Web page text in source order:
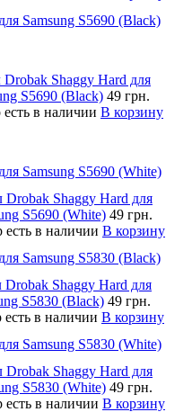
Samsung S5690 (Black)
Drobak Shaggy Hard для
S5690 (Black) 49 грн.
есть в наличии В корзину
Samsung S5690 (White)
Drobak Shaggy Hard для
S5690 (White) 49 грн.
есть в наличии В корзину
Samsung S5830 (Black)
Drobak Shaggy Hard для
S5830 (Black) 49 грн.
есть в наличии В корзину
Samsung S5830 (White)
Drobak Shaggy Hard для
S5830 (White) 49 грн.
есть в наличии В корзину